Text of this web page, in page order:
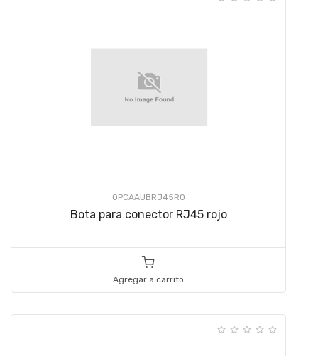
OPCAAUBRJ45RO
Bota para conector RJ45 rojo
Agregar a carrito